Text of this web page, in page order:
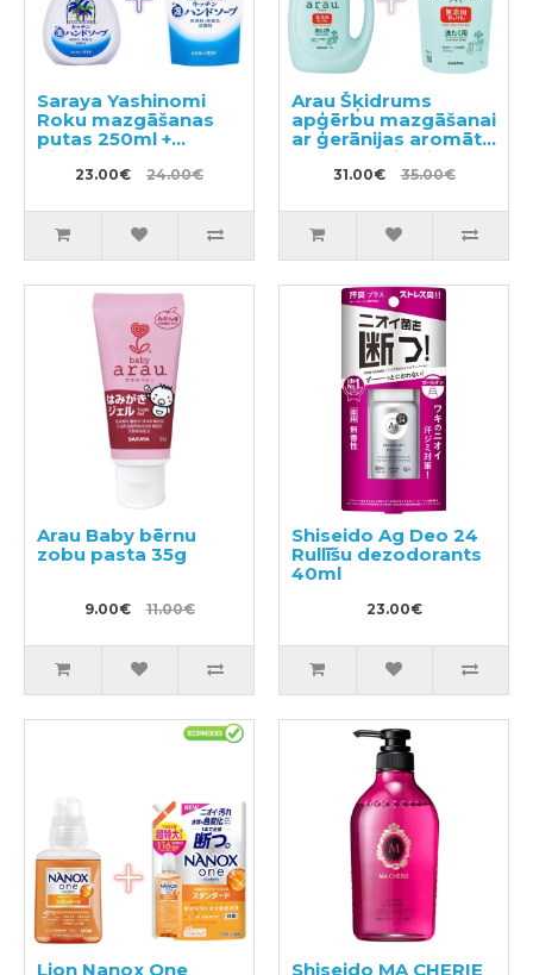
Saraya Yashinomi
Roku mazgāšanas
putas 250ml +
pildviela 220ml
23.00€ 24.00€
Arau Šķidrums
apģērbu mazgāšanai
ar ģerānijas aromātu
1200ml + pildviela
1000ml
31.00€ 35.00€
Arau Baby bērnu
zobu pasta 35g
9.00€ 11.00€
Shiseido Ag Deo 24
Rullīšu dezodorants
40ml
23.00€
Lion Nanox One Shiseido MA CHERIE